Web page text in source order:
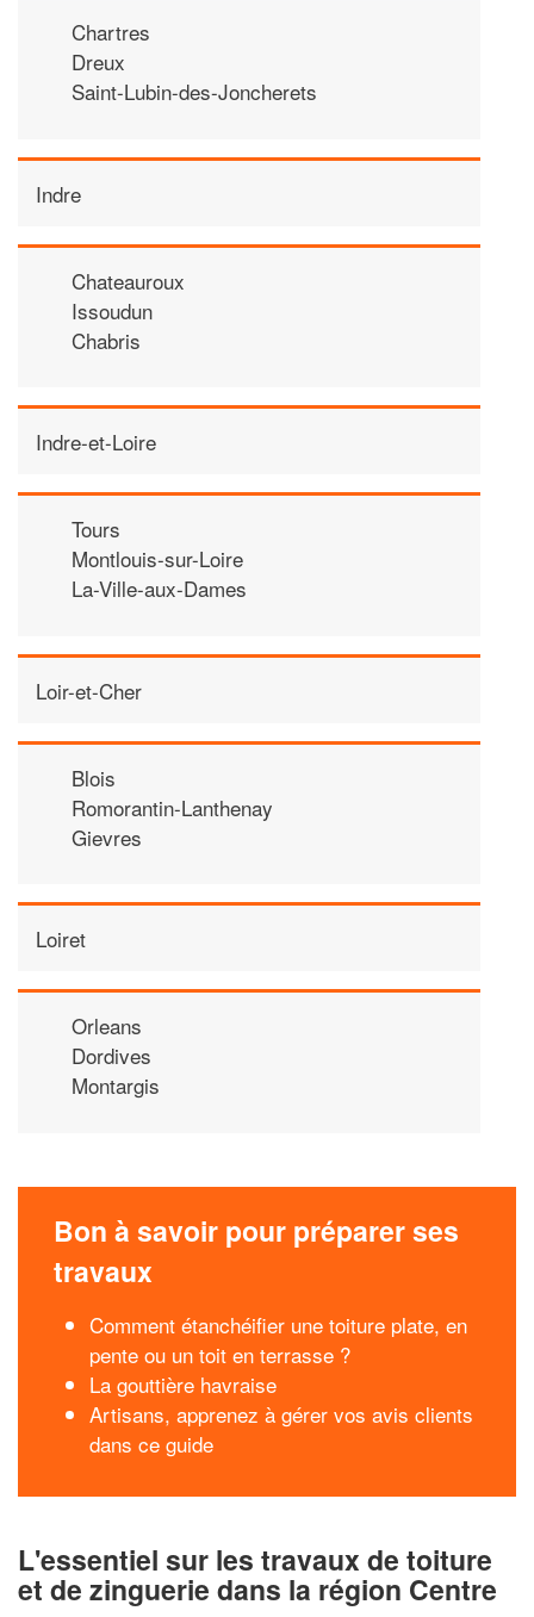
Chartres
Dreux
Saint-Lubin-des-Joncherets
Indre
Chateauroux
Issoudun
Chabris
Indre-et-Loire
Tours
Montlouis-sur-Loire
La-Ville-aux-Dames
Loir-et-Cher
Blois
Romorantin-Lanthenay
Gievres
Loiret
Orleans
Dordives
Montargis
Bon à savoir pour préparer ses
travaux
Comment étanchéifier une toiture plate, en
pente ou un toit en terrasse ?
La gouttière havraise
Artisans, apprenez à gérer vos avis clients
dans ce guide
L'essentiel sur les travaux de toiture
et de zinguerie dans la région Centre